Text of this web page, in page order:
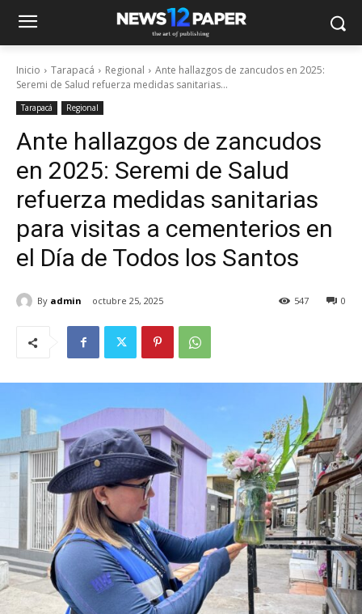
Inicio Tarapacá Regional
Ante hallazgos de zancudos en 2025:
Seremi de Salud refuerza medidas sanitarias...
Tarapacá Regional
Ante hallazgos de zancudos
en 2025: Seremi de Salud
refuerza medidas sanitarias
para visitas a cementerios en
el Día de Todos los Santos
By admin octubre 25, 2025 0
547